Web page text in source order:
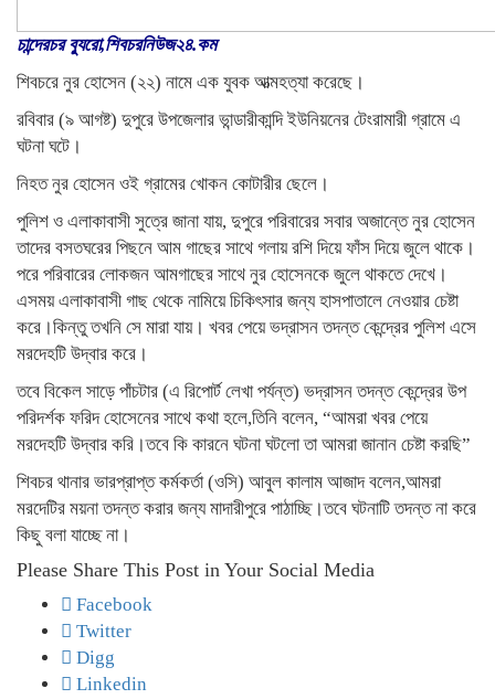
চান্দেরচর ব্যুরো,শিবচরনিউজ২৪.কম
শিবচরে নুর হোসেন (২২) নামে এক যুবক আত্মহত্যা করেছে।
রবিবার (৯ আগষ্ট) দুপুরে উপজেলার ভান্ডারীকান্দি ইউনিয়নের টেংরামারী গ্রামে এ
ঘটনা ঘটে।
নিহত নুর হোসেন ওই গ্রামের খোকন কোটারীর ছেলে।
পুলিশ ও এলাকাবাসী সুত্রে জানা যায়, দুপুরে পরিবারের সবার অজান্তে নুর হোসেন
তাদের বসতঘরের পিছনে আম গাছের সাথে গলায় রশি দিয়ে ফাঁস দিয়ে জুলে থাকে।
পরে পরিবারের লোকজন আমগাছের সাথে নুর হোসেনকে জুলে থাকতে দেখে।
এসময় এলাকাবাসী গাছ থেকে নামিয়ে চিকিৎসার জন্য হাসপাতালে নেওয়ার চেষ্টা
করে।কিন্তু তখনি সে মারা যায়। খবর পেয়ে ভদ্রাসন তদন্ত কেন্দ্রের পুলিশ এসে
মরদেহটি উদ্বার করে।
তবে বিকেল সাড়ে পাঁচটার (এ রিপোর্ট লেখা পর্যন্ত) ভদ্রাসন তদন্ত কেন্দ্রের উপ
পরিদর্শক ফরিদ হোসেনের সাথে কথা হলে,তিনি বলেন, “আমরা খবর পেয়ে
মরদেহটি উদ্বার করি।তবে কি কারনে ঘটনা ঘটলো তা আমরা জানান চেষ্টা করছি”
শিবচর থানার ভারপ্রাপ্ত কর্মকর্তা (ওসি) আবুল কালাম আজাদ বলেন,আমরা
মরদেটির ময়না তদন্ত করার জন্য মাদারীপুরে পাঠাচ্ছি।তবে ঘটনাটি তদন্ত না করে
কিছু বলা যাচ্ছে না।
Please Share This Post in Your Social Media
Facebook
Twitter
Digg
Linkedin